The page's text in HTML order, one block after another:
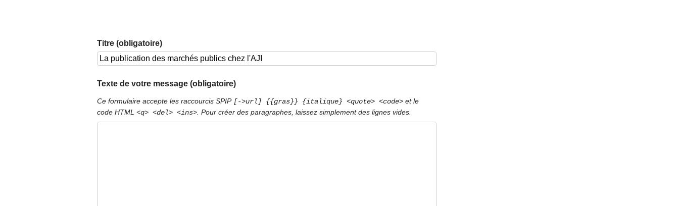
Titre (obligatoire)
Texte de votre message (obligatoire)
Ce formulaire accepte les raccourcis SPIP [->url] {{gras}} {italique} <quote> <code> et le
code HTML <q> <del> <ins> . Pour créer des paragraphes, laissez simplement des lignes vides.